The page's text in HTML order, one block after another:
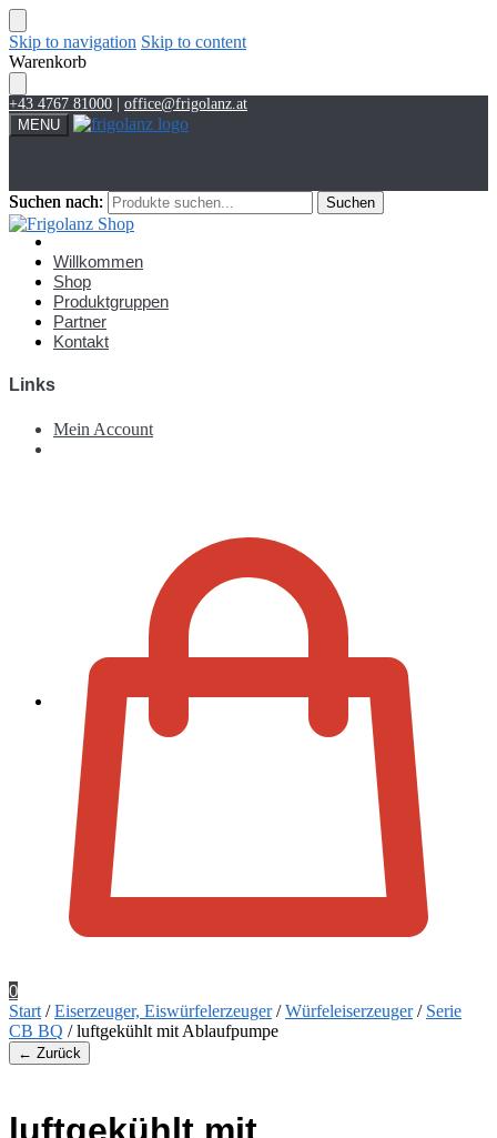
Skip to navigation Skip to content
Warenkorb
+43 4767 81000
office@frigolanz.at
MENU
Suchen nach: Suchen
Zur Kassa
Suchen nach: Suchen
Willkommen
Shop
Produktgruppen
Partner
Kontakt
Links
Mein Account
0
Start /Eiserzeuger, Eiswürfelerzeuger/Würfeleiserzeuger/ Serie
CB BQ /luftgekühlt mit Ablaufpumpe
← Zurück